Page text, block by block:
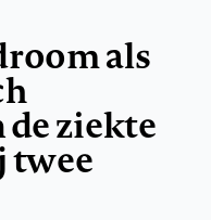
als
ziekte
twee